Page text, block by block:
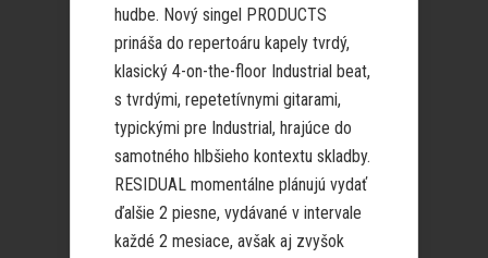
hudbe. Nový singel PRODUCTS
prináša do repertoáru kapely tvrdý,
klasický 4-on-the-floor Industrial beat,
s tvrdými, repetetívnymi gitarami,
typickými pre Industrial, hrajúce do
samotného hlbšieho kontextu skladby.
RESIDUAL momentálne plánujú vydať
ďalšie 2 piesne, vydávané v intervale
každé 2 mesiace, avšak aj zvyšok